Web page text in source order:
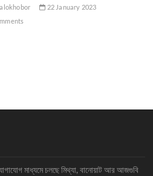
22 January 2023
মাধ্যমে চলছে মিথ্যা, বানোয়াট আর আজগুবি